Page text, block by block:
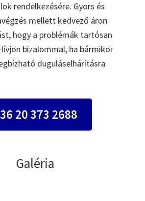
rendelkezésére. Gyors és
mellett kedvező áron
hogy a problémák tartósan
bizalommal, ha bármikor
duguláselhárításra
20 373 2688
Galéria